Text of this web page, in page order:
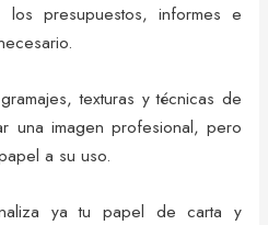
presupuestos, informes e
texturas y técnicas de
una imagen profesional, pero
a su uso.
ya tu papel de carta y